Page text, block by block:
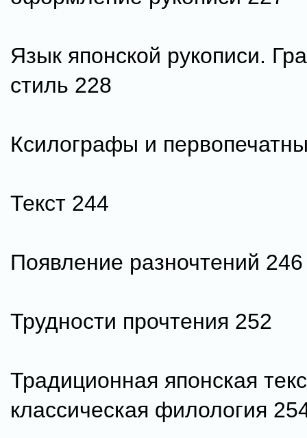
Язык японской рукописи.
стиль 228
Ксилографы и
Текст 244
Появление разночтений 246
Трудности прочтения 252
Традиционная японская
классическая филология